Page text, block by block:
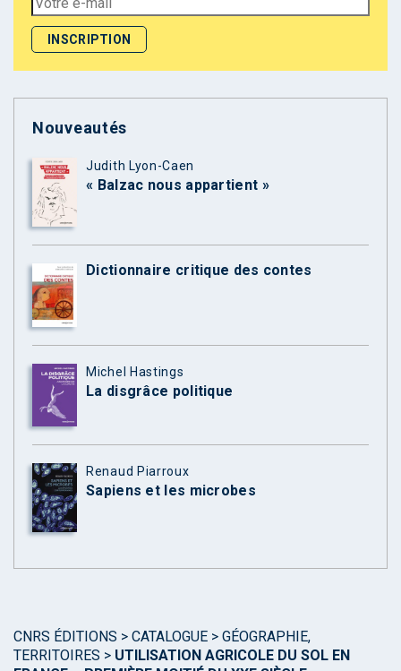
Nouveautés
Judith Lyon-Caen
« Balzac nous appartient »
Dictionnaire critique des contes
Michel Hastings
La disgrâce politique
Renaud Piarroux
Sapiens et les microbes
CNRS ÉDITIONS > CATALOGUE > GÉOGRAPHIE,
TERRITOIRES > UTILISATION AGRICOLE DU SOL EN